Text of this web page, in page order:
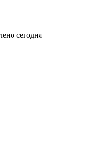
сегодня